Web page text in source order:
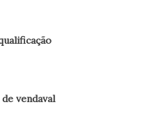
vendaval